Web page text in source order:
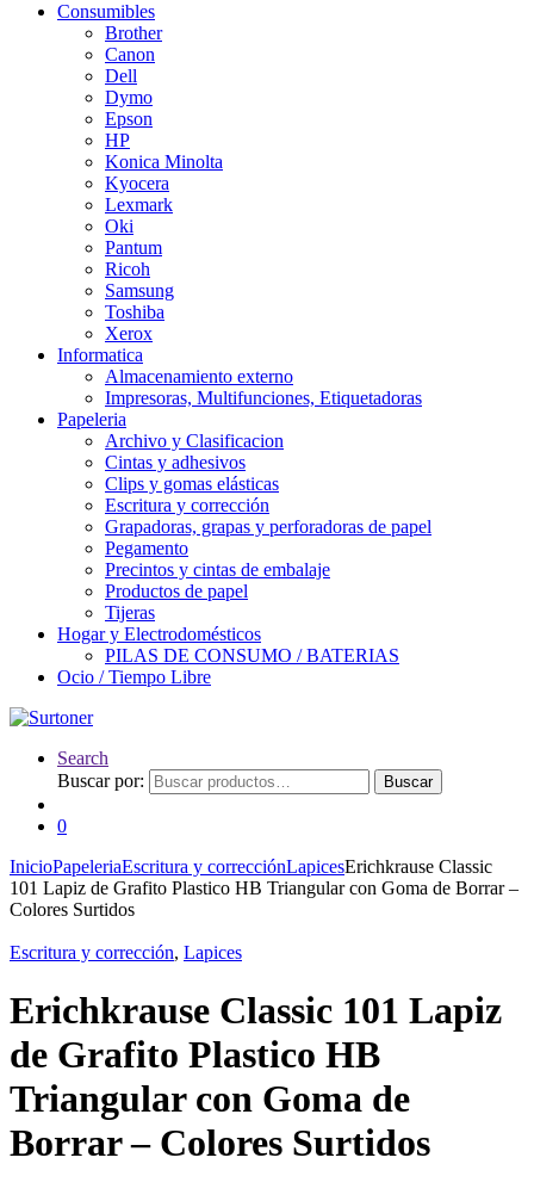
Consumibles
Brother
Canon
Dell
Dymo
Epson
HP
Konica Minolta
Kyocera
Lexmark
Oki
Pantum
Ricoh
Samsung
Toshiba
Xerox
Informatica
Almacenamiento externo
Impresoras, Multifunciones, Etiquetadoras
Papeleria
Archivo y Clasificacion
Cintas y adhesivos
Clips y gomas elásticas
Escritura y corrección
Grapadoras, grapas y perforadoras de papel
Pegamento
Precintos y cintas de embalaje
Productos de papel
Tijeras
Hogar y Electrodomésticos
PILAS DE CONSUMO / BATERIAS
Ocio / Tiempo Libre
Search
Buscar por:
Buscar
0
InicioPapeleriaEscritura y correcciónLapicesErichkrause Classic
101 Lapiz de Grafito Plastico HB Triangular con Goma de Borrar –
Colores Surtidos
Escritura y corrección, Lapices
Erichkrause Classic 101 Lapiz
de Grafito Plastico HB
Triangular con Goma de
Borrar – Colores Surtidos